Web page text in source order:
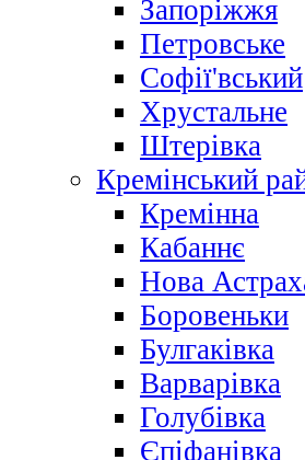
Запоріжжя
Петровське
Софії'вський
Хрустальне
Штерівка
Кремінський
Кремінна
Кабаннє
Нова
Боровеньки
Булгаківка
Варварівка
Голубівка
Єпіфанівка